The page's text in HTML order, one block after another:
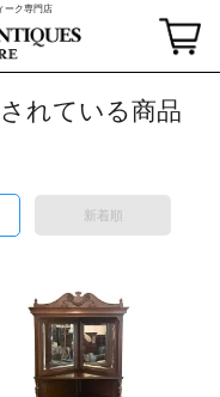
ーク専門店
れている商品
新着順